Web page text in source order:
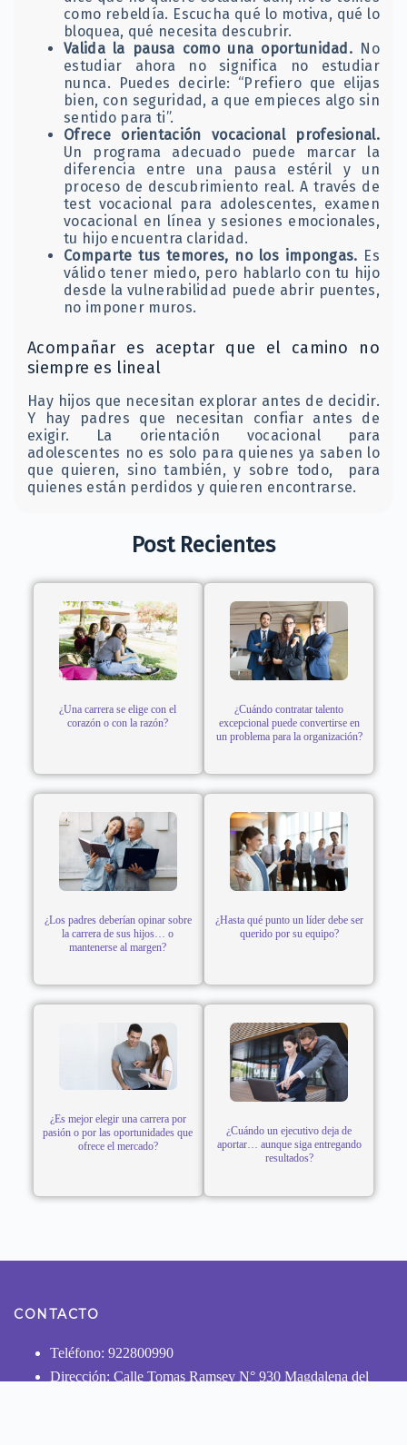
como rebeldía. Escucha qué lo motiva, qué lo
bloquea, qué necesita descubrir.
Valida la pausa como una oportunidad. No
estudiar ahora no significa no estudiar
nunca. Puedes decirle: “Prefiero que elijas
bien, con seguridad, a que empieces algo sin
sentido para ti”.
Ofrece orientación vocacional profesional.
Un programa adecuado puede marcar la
diferencia entre una pausa estéril y un
proceso de descubrimiento real. A través de
test vocacional para adolescentes, examen
vocacional en línea y sesiones emocionales,
tu hijo encuentra claridad.
Comparte tus temores, no los impongas. Es
válido tener miedo, pero hablarlo con tu hijo
desde la vulnerabilidad puede abrir puentes,
no imponer muros.
Acompañar es aceptar que el camino no
siempre es lineal
Hay hijos que necesitan explorar antes de decidir.
Y hay padres que necesitan confiar antes de
exigir. La orientación vocacional para
adolescentes no es solo para quienes ya saben lo
que quieren, sino también, y sobre todo, para
quienes están perdidos y quieren encontrarse.
Post Recientes
¿Una carrera se elige con el
corazón o con la razón?
¿Cuándo contratar talento
excepcional puede convertirse en
un problema para la organización?
¿Los padres deberían opinar sobre
la carrera de sus hijos… o
mantenerse al margen?
¿Hasta qué punto un líder debe ser
querido por su equipo?
¿Es mejor elegir una carrera por
pasión o por las oportunidades que
ofrece el mercado?
¿Cuándo un ejecutivo deja de
aportar… aunque siga entregando
resultados?
CONTACTO
Teléfono: 922800990
Dirección: Calle Tomas Ramsey N° 930 Magdalena del